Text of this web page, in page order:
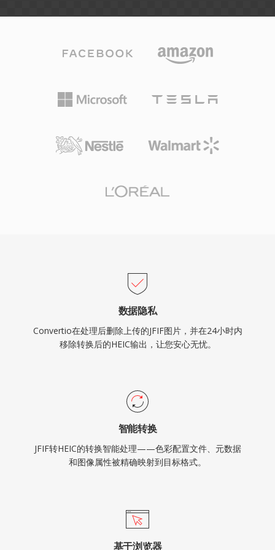
数据隐私
Convertio在处理后删除上传的JFIF图片，并在24小时内
移除转换后的HEIC输出，让您安心无忧。
智能转换
JFIF转HEIC的转换智能处理——色彩配置文件、元数据
和图像属性被精确映射到目标格式。
基于浏览器